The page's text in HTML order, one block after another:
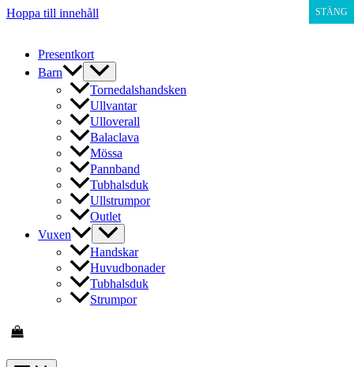
Hoppa till innehåll
Presentkort
Barn
Tornedalshandsken
Ullvantar
Ulloverall
Balaclava
Mössa
Pannband
Tubhalsduk
Ullstrumpor
Outlet
Vuxen
Handskar
Huvudbonader
Tubhalsduk
Strumpor
STÄNG